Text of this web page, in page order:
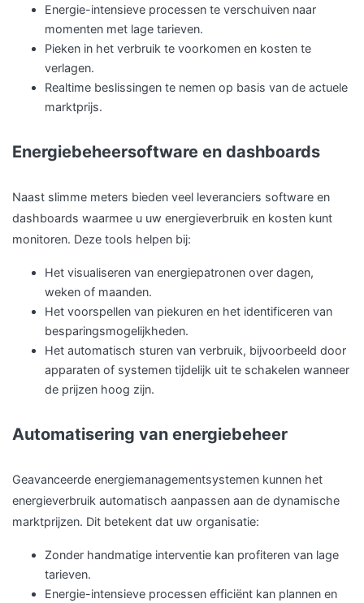
Energie-intensieve processen te verschuiven naar
momenten met lage tarieven.
Pieken in het verbruik te voorkomen en kosten te
verlagen.
Realtime beslissingen te nemen op basis van de actuele
marktprijs.
Energiebeheersoftware en dashboards
Naast slimme meters bieden veel leveranciers software en
dashboards waarmee u uw energieverbruik en kosten kunt
monitoren. Deze tools helpen bij:
Het visualiseren van energiepatronen over dagen,
weken of maanden.
Het voorspellen van piekuren en het identificeren van
besparingsmogelijkheden.
Het automatisch sturen van verbruik, bijvoorbeeld door
apparaten of systemen tijdelijk uit te schakelen wanneer
de prijzen hoog zijn.
Automatisering van energiebeheer
Geavanceerde energiemanagementsystemen kunnen het
energieverbruik automatisch aanpassen aan de dynamische
marktprijzen. Dit betekent dat uw organisatie:
Zonder handmatige interventie kan profiteren van lage
tarieven.
Energie-intensieve processen efficiënt kan plannen en